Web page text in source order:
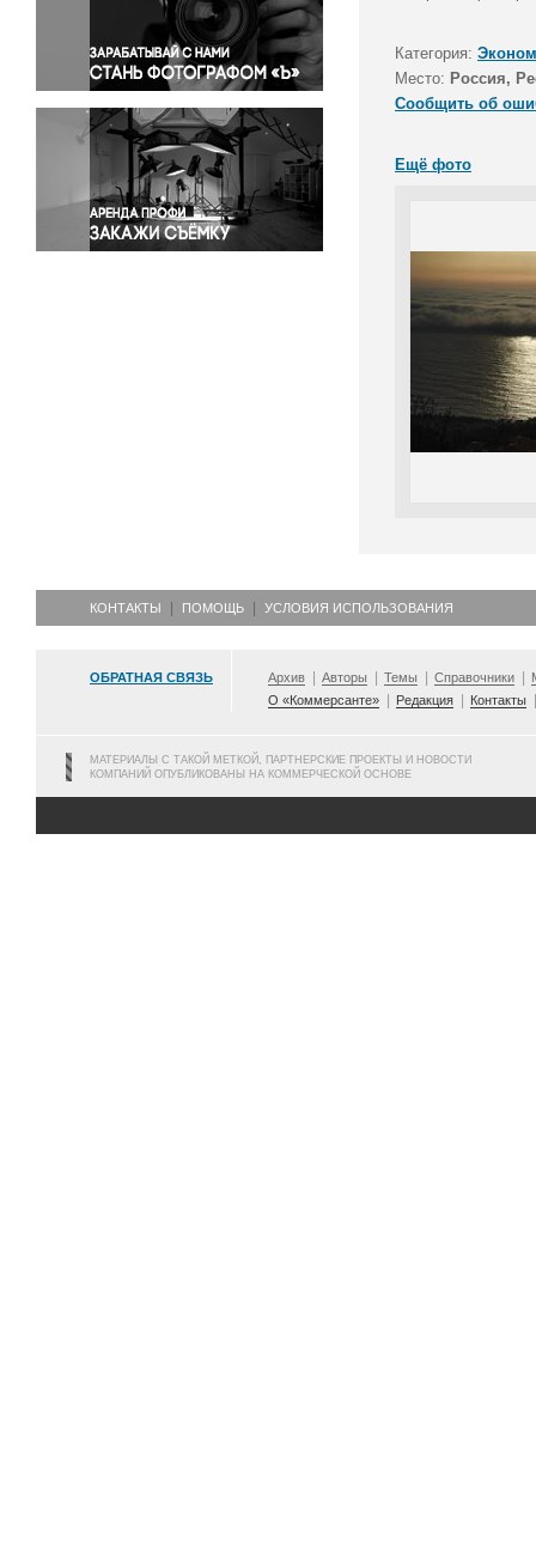
Правосудие
Происшествия и конфликты
Религия
Светская жизнь
Спорт
Экология
Экономика и бизнес
Категория:
Место: Россия,
Сообщить об
Ещё фото
КОНТАКТЫ ПОМОЩЬ УСЛОВИЯ ИСПОЛЬЗОВАНИЯ
ОБРАТНАЯ СВЯЗЬ Архив Авторы Темы Справочники
О «Коммерсанте»
Редакция Контакты
МАТЕРИАЛЫ С ТАКОЙ МЕТКОЙ, ПАРТНЕРСКИЕ ПРОЕКТЫ И НОВОСТИ
КОМПАНИЙ ОПУБЛИКОВАНЫ НА КОММЕРЧЕСКОЙ ОСНОВЕ